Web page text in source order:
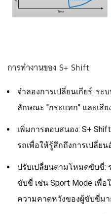
การทำงานของ S+ Shift
จำลองการเปลี่ยนเกียร์: ระ
ลักษณะ "กระแทก" และเสีย
เพิ่มการตอบสนอง: S+
รถเพื่อให้รู้สึกถึงการเปลี่ย
ปรับเปลี่ยนตามโหมดขับขี่:
ขับขี่ เช่น Sport Mode เพื่
ความคาดหวังของผู้ขับขี่ม